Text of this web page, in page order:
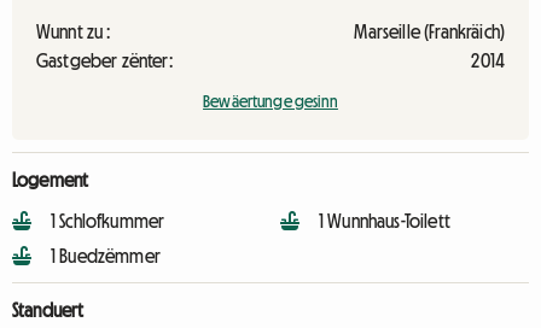
Wunnt zu :
Marseille (Frankräich)
Gastgeber zënter:
2014
Bewäertunge gesinn
Logement
1 Schlofkummer
1 Buedzëmmer
1 Wunnhaus-Toilett
Standuert